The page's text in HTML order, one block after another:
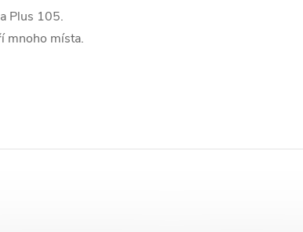
Plus 105.
mnoho místa.